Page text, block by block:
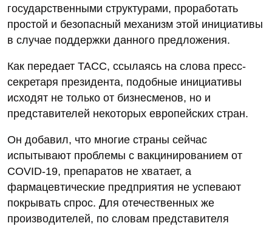
государственными структурами, проработать
простой и безопасный механизм этой инициативы
в случае поддержки данного предложения.
Как передает ТАСС, ссылаясь на слова пресс-
секретаря президента, подобные инициативы
исходят не только от бизнесменов, но и
представителей некоторых европейских стран.
Он добавил, что многие страны сейчас
испытывают проблемы с вакцинированием от
COVID-19, препаратов не хватает, а
фармацевтические предприятия не успевают
покрывать спрос. Для отечественных же
производителей, по словам представителя